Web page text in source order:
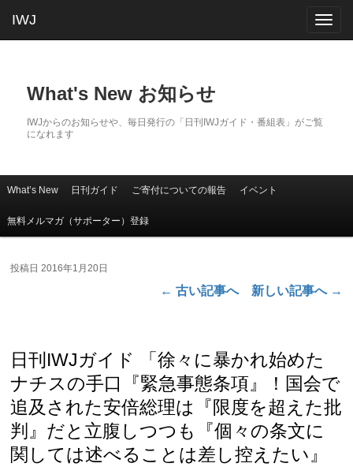
IWJ
What's New お知らせ
IWJからのお知らせや、毎日発行の「日刊IWJガイド・番組表」がご覧
になれます
メインコンテンツへ移動
サブコンテンツへ移動
What’s New 日刊ガイド ご寄付についての報告 イベント
無料メルマガ（サポーター）登録
← 古い記事へ 新しい記事へ →
日刊IWJガイド 「徐々に暴かれ始めた
ナチスの手口『緊急事態条項』！国会で
追及された安倍総理は『限度を超えた批
判』だと立腹しつつも『個々の条文に
関しては述べることは差し控えたい』
投稿日2016年1月20日